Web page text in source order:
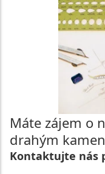
Máte zájem o
drahým
Kontaktujte nás